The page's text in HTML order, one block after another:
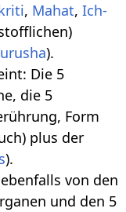
, Mahat, Ich-
).
Die 5
die 5
Form
plus der
).
von den
und den 5